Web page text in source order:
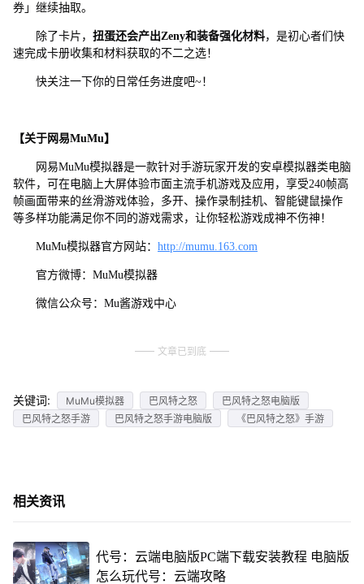
券」继续抽取。
除了卡片， 扭蛋还会产出Zeny和装备强化材料，是初心者们快
速完成卡册收集和材料获取的不二之选！
快关注一下你的日常任务进度吧~！
【关于网易MuMu】
网易MuMu模拟器是一款针对手游玩家开发的安卓模拟器类电脑
软件，可在电脑上大屏体验市面主流手机游戏及应用，享受240帧高
帧画面带来的丝滑游戏体验，多开、操作录制挂机、智能键鼠操作
等多样功能满足你不同的游戏需求，让你轻松游戏成神不伤神！
MuMu模拟器官方网站： http://mumu.163.com
官方微博：MuMu模拟器
微信公众号：Mu酱游戏中心
文章已到底
关键词: MuMu模拟器 巴风特之怒
巴风特之怒电脑版
巴风特之怒手游
巴风特之怒手游电脑版 《巴风特之怒》手游
相关资讯
代号：云端电脑版PC端下载安装教程 电脑版
怎么玩代号：云端攻略